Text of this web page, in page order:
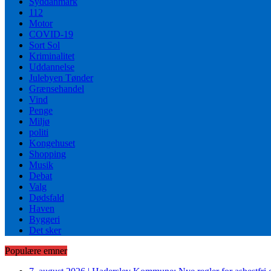
112
Motor
COVID-19
Sort Sol
Kriminalitet
Uddannelse
Julebyen Tønder
Grænsehandel
Vind
Penge
Miljø
politi
Kongehuset
Shopping
Musik
Debat
Valg
Dødsfald
Haven
Byggeri
Det sker
Populære emner